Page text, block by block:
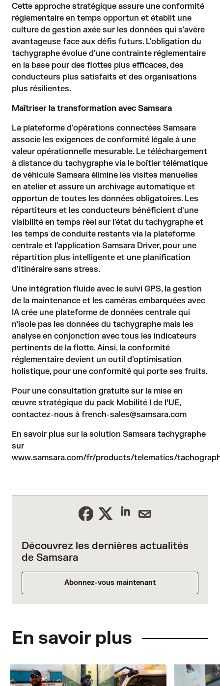
Cette approche stratégique assure une conformité
réglementaire en temps opportun et établit une
culture de gestion axée sur les données qui s'avère
avantageuse face aux défis futurs. L'obligation du
tachygraphe évolue d'une contrainte réglementaire
en la base pour des flottes plus efficaces, des
conducteurs plus satisfaits et des organisations
plus résilientes.
Maîtriser la transformation avec Samsara
La plateforme d'opérations connectées Samsara
associe les exigences de conformité légale à une
valeur opérationnelle mesurable. Le téléchargement
à distance du tachygraphe via le boîtier télématique
de véhicule Samsara élimine les visites manuelles
en atelier et assure un archivage automatique et
opportun de toutes les données obligatoires. Les
répartiteurs et les conducteurs bénéficient d'une
visibilité en temps réel sur l'état du tachygraphe et
les temps de conduite restants via la plateforme
centrale et l'application Samsara Driver, pour une
répartition plus intelligente et une planification
d'itinéraire sans stress.
Une intégration fluide avec le suivi GPS, la gestion
de la maintenance et les caméras embarquées avec
IA crée une plateforme de données centrale qui
n’isole pas les données du tachygraphe mais les
analyse en conjonction avec tous les indicateurs
pertinents de la flotte. Ainsi, la conformité
réglementaire devient un outil d'optimisation
holistique, pour une conformité qui porte ses fruits.
Pour une consultation gratuite sur la mise en
œuvre stratégique du pack Mobilité I de l’UE,
contactez-nous à french-sales@samsara.com
En savoir plus sur la solution Samsara tachygraphe
sur
www.samsara.com/fr/products/telematics/
Découvrez les dernières actualités
de Samsara
Abonnez-vous maintenant
En savoir plus